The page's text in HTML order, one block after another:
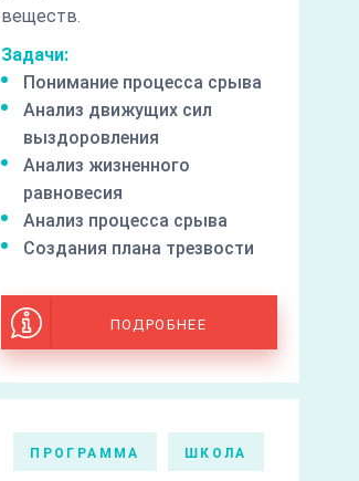
веществ.
Задачи:
Понимание процесса срыва
Анализ движущих сил
выздоровления
Анализ жизненного
равновесия
Анализ процесса срыва
Создания плана трезвости
ПОДРОБНЕЕ
ПРОГРАММА ШКОЛА